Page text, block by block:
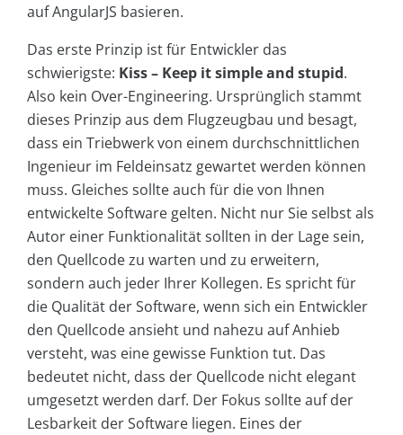
auf AngularJS basieren.
Das erste Prinzip ist für Entwickler das
schwierigste: Kiss – Keep it simple and stupid.
Also kein Over-Engineering. Ursprünglich stammt
dieses Prinzip aus dem Flugzeugbau und besagt,
dass ein Triebwerk von einem durchschnittlichen
Ingenieur im Feldeinsatz gewartet werden können
muss. Gleiches sollte auch für die von Ihnen
entwickelte Software gelten. Nicht nur Sie selbst als
Autor einer Funktionalität sollten in der Lage sein,
den Quellcode zu warten und zu erweitern,
sondern auch jeder Ihrer Kollegen. Es spricht für
die Qualität der Software, wenn sich ein Entwickler
den Quellcode ansieht und nahezu auf Anhieb
versteht, was eine gewisse Funktion tut. Das
bedeutet nicht, dass der Quellcode nicht elegant
umgesetzt werden darf. Der Fokus sollte auf der
Lesbarkeit der Software liegen. Eines der